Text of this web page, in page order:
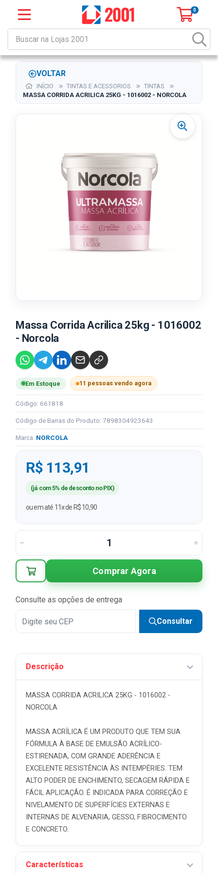
0
VOLTAR
INÍCIO TINTAS E ACESSORIOS
TINTAS
MASSA CORRIDA ACRILICA 25KG - 1016002 - NORCOLA
Massa Corrida Acrilica 25kg - 1016002
- Norcola
Em Estoque 11 pessoas vendo agora
Código: 661818
Código de Barras do Produto: 7898304923643
Marca: NORCOLA
R$ 113,91
(já com 5% de desconto no PIX)
ou em até 11x de R$ 10,90
Comprar Agora
Consulte as opções de entrega
Consultar
Descrição
MASSA CORRIDA ACRILICA 25KG - 1016002 -
NORCOLA
MASSA ACRÍLICA É UM PRODUTO QUE TEM SUA
FÓRMULA À BASE DE EMULSÃO ACRÍLICO-
ESTIRENADA, COM GRANDE ADERÊNCIA E
EXCELENTE RESISTÊNCIA ÀS INTEMPÉRIES. TEM
ALTO PODER DE ENCHIMENTO, SECAGEM RÁPIDA E
FÁCIL APLICAÇÃO. É INDICADA PARA CORREÇÃO E
NIVELAMENTO DE SUPERFÍCIES EXTERNAS E
INTERNAS DE ALVENARIA, GESSO, FIBROCIMENTO
E CONCRETO.
Características